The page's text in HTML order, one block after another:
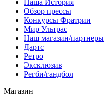
Наша История
Обзор прессы
Конкурсы Фратрии
Мир Ультрас
Наш магазин/партнеры
Дартс
Ретро
Эксклюзив
Регби/гандбол
Магазин